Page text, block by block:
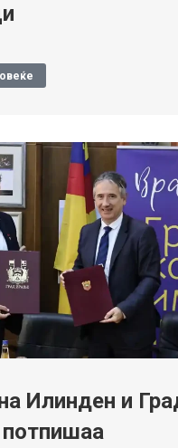
Илинден и